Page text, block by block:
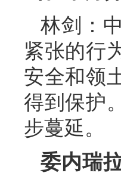
林剑：
紧张的行
安全和领
得到保护
步蔓延。
委内瑞